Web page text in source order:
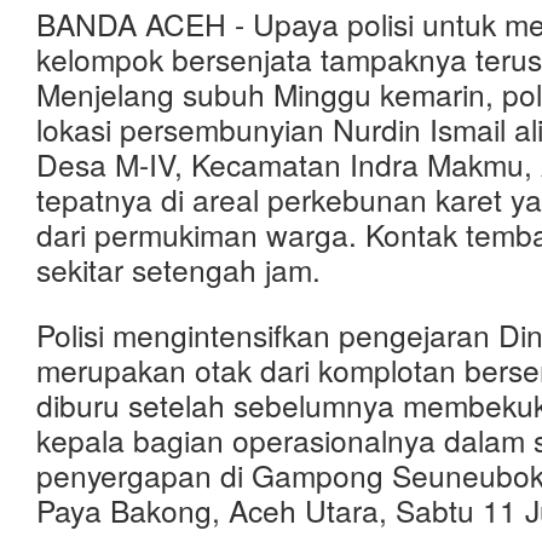
BANDA ACEH - Upaya polisi untuk
kelompok bersenjata tampaknya
Menjelang subuh Minggu kemarin,
lokasi persembunyian Nurdin Ismail
Desa M-IV, Kecamatan Indra
tepatnya di areal perkebunan karet
dari permukiman warga. Kontak
sekitar setengah jam.
Polisi mengintensifkan pengejaran
merupakan otak dari komplotan
diburu setelah sebelumnya
kepala bagian operasionalnya dalam
penyergapan di Gampong
Paya Bakong, Aceh Utara, Sabtu 11